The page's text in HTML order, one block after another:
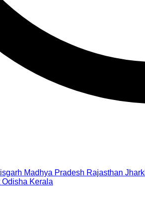
Madhya Pradesh Rajasthan
Odisha Kerala